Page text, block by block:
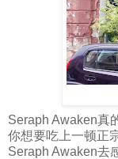
Seraph Awaken真
你想要吃上一顿正
Seraph Awaken去